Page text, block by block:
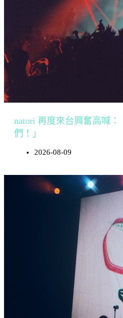
natori 再度來台興奮高喊
們！」
2026-08-09